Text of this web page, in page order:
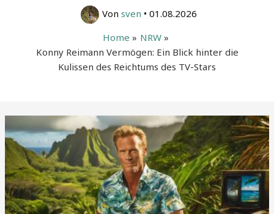
Von sven • 01.08.2026
Home
NRW
Konny Reimann Vermögen: Ein Blick hinter die
Kulissen des Reichtums des TV-Stars